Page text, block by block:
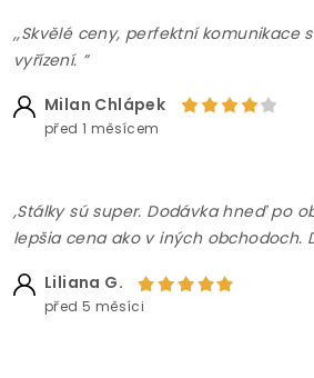
,,Skvělé ceny, perfektní komunikace
vyřízení. ”
Milan Chlápek
před 1 měsícem
,Stálky sú super. Dodávka hneď po
lepšia cena ako v iných obchodoch.
Liliana G.
před 5 měsíci